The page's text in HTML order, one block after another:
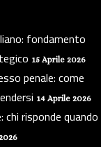
fondamento
15 Aprile 2026
penale: come
14 Aprile 2026
risponde quando